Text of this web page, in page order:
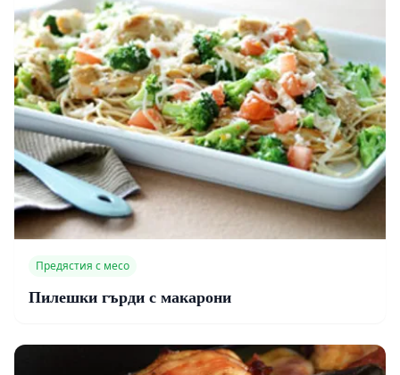
Предястия с месо
Пилешки гърди с макарони